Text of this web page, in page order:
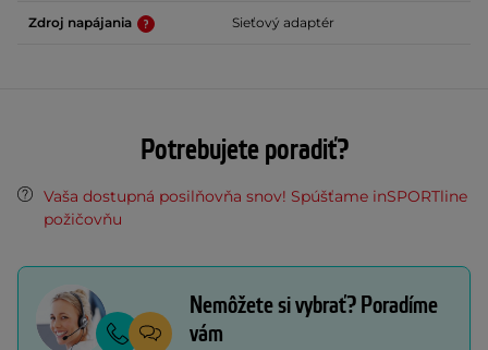
Zdroj napájania Sieťový adaptér
Potrebujete poradiť?
Vaša dostupná posilňovňa snov! Spúšťame inSPORTline
požičovňu
Nemôžete si vybrať? Poradíme
vám